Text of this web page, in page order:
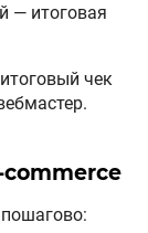
— итоговая
чек
commerce